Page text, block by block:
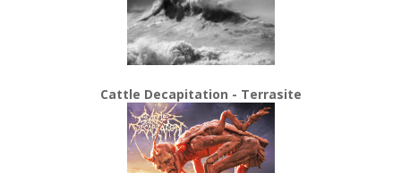
Cattle Decapitation - Terrasite